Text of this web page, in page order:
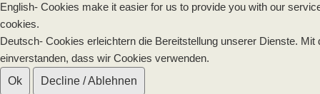
English- Cookies make it easier for us to provide you with our
cookies.
Deutsch- Cookies erleichtern die Bereitstellung unserer Dienste.
einverstanden, dass wir Cookies verwenden.
Ok
Decline / Ablehnen